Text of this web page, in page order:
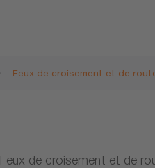
Feux de croisement et de
Feux de croisement et de